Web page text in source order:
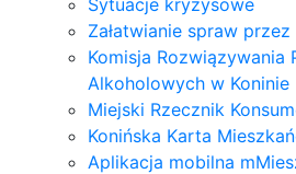
Załatwianie spraw
Komisja Rozwiązywania
Alkoholowych w Koninie
Miejski Rzecznik
Konińska Karta
Aplikacja mobilna